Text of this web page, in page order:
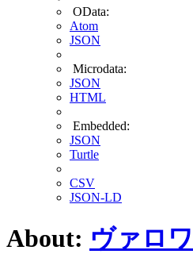
OData:
Atom
JSON
Microdata:
JSON
HTML
Embedded:
JSON
Turtle
CSV
JSON-LD
About: ヴァロ